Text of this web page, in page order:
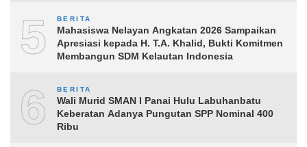
5 BERITA
Mahasiswa Nelayan Angkatan 2026 Sampaikan
Apresiasi kepada H. T.A. Khalid, Bukti Komitmen
Membangun SDM Kelautan Indonesia
6 BERITA
Wali Murid SMAN I Panai Hulu Labuhanbatu
Keberatan Adanya Pungutan SPP Nominal 400
Ribu